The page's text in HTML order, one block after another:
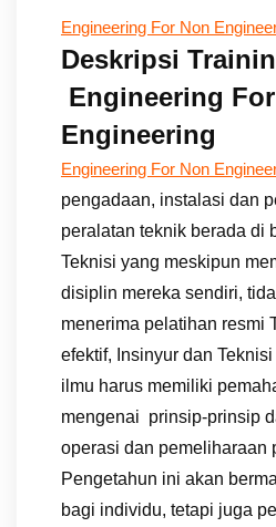
Engineering For Non
Deskripsi
Engineering
Engineering
Engineering For Non
pengadaan, instalasi dan
peralatan teknik berada di
Teknisi yang meskipun
disiplin mereka sendiri,
menerima pelatihan resmi
efektif, Insinyur dan
ilmu harus memiliki
mengenai prinsip-prinsip
operasi dan pemeliharaan
Pengetahun ini akan
bagi individu, tetapi juga